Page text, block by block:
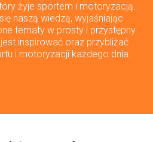
żyje sportem i motoryzacją.
naszą wiedzą, wyjaśniając
tematy w prosty i przystępny
inspirować oraz przybliżać
i motoryzacji każdego dnia.